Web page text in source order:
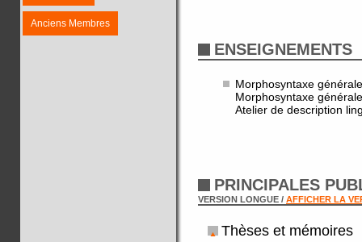
Anciens Membres
ENSEIGNEMENTS
Morphosyntaxe
Morphosyntaxe
Atelier de description
PRINCIPALES
VERSION LONGUE / AFFICHER LA
Thèses et mémoires